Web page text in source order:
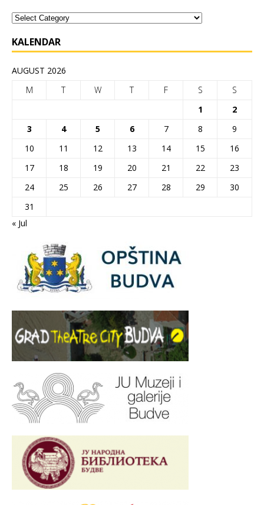
KALENDAR
AUGUST 2026
M
T W T F S
S
1
2
3
4 5 6 7 8
9
10
11 12 13 14 15
16
17
18 19 20 21 22
23
24
25 26 27 28 29
30
31
« Jul